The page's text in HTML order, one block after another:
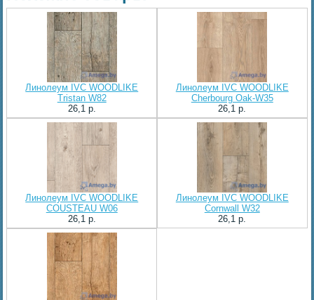
Линолеум IVC WOODLIKE
Tristan W82
26,1 p.
Линолеум IVC WOODLIKE
Cherbourg Oak-W35
26,1 p.
Линолеум IVC WOODLIKE
COUSTEAU W06
26,1 p.
Линолеум IVC WOODLIKE
Cornwall W32
26,1 p.